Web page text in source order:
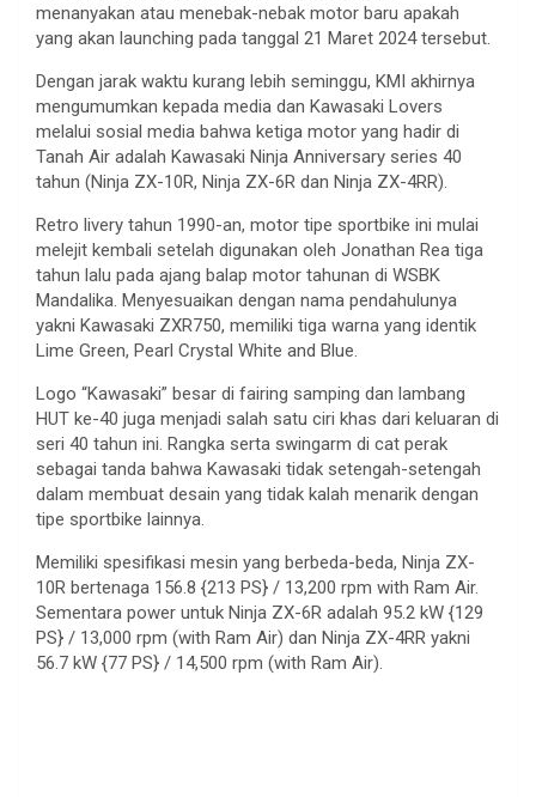
menanyakan atau menebak-nebak motor baru apakah
yang akan launching pada tanggal 21 Maret 2024 tersebut.
Dengan jarak waktu kurang lebih seminggu, KMI akhirnya
mengumumkan kepada media dan Kawasaki Lovers
melalui sosial media bahwa ketiga motor yang hadir di
Tanah Air adalah Kawasaki Ninja Anniversary series 40
tahun (Ninja ZX-10R, Ninja ZX-6R dan Ninja ZX-4RR).
Retro livery tahun 1990-an, motor tipe sportbike ini mulai
melejit kembali setelah digunakan oleh Jonathan Rea tiga
tahun lalu pada ajang balap motor tahunan di WSBK
Mandalika. Menyesuaikan dengan nama pendahulunya
yakni Kawasaki ZXR750, memiliki tiga warna yang identik
Lime Green, Pearl Crystal White and Blue.
Logo “Kawasaki” besar di fairing samping dan lambang
HUT ke-40 juga menjadi salah satu ciri khas dari keluaran di
seri 40 tahun ini. Rangka serta swingarm di cat perak
sebagai tanda bahwa Kawasaki tidak setengah-setengah
dalam membuat desain yang tidak kalah menarik dengan
tipe sportbike lainnya.
Memiliki spesifikasi mesin yang berbeda-beda, Ninja ZX-
10R bertenaga 156.8 {213 PS} / 13,200 rpm with Ram Air.
Sementara power untuk Ninja ZX-6R adalah 95.2 kW {129
PS} / 13,000 rpm (with Ram Air) dan Ninja ZX-4RR yakni
56.7 kW {77 PS} / 14,500 rpm (with Ram Air).